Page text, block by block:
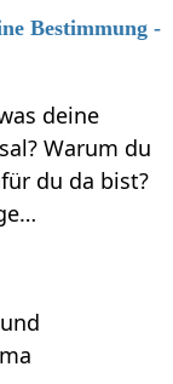
Bestimmung -
deine
Warum du
du da bist?